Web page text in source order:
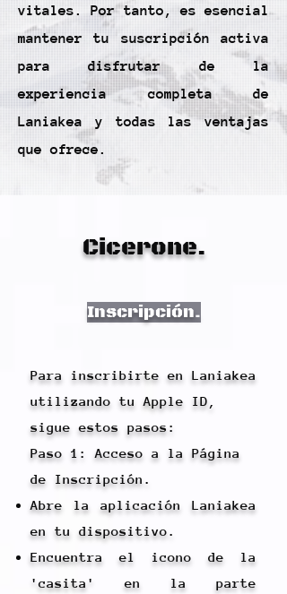
vitales. Por tanto, es esencial
mantener tu suscripción activa
para disfrutar de la
experiencia completa de
Laniakea y todas las ventajas
que ofrece.
Cicerone.
Inscripción.
Para inscribirte en Laniakea
utilizando tu Apple ID,
sigue estos pasos:
Paso 1: Acceso a la Página
de Inscripción.
Abre la aplicación Laniakea
en tu dispositivo.
Encuentra el icono de la
'casita' en la parte